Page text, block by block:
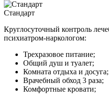
Стандарт
Круглосуточный контроль
психиатром-наркологом:
Трехразовое питание;
Общий душ и туалет;
Комната отдыха и досуга;
Врачебный обход 3 раза;
Комфортные кровати;